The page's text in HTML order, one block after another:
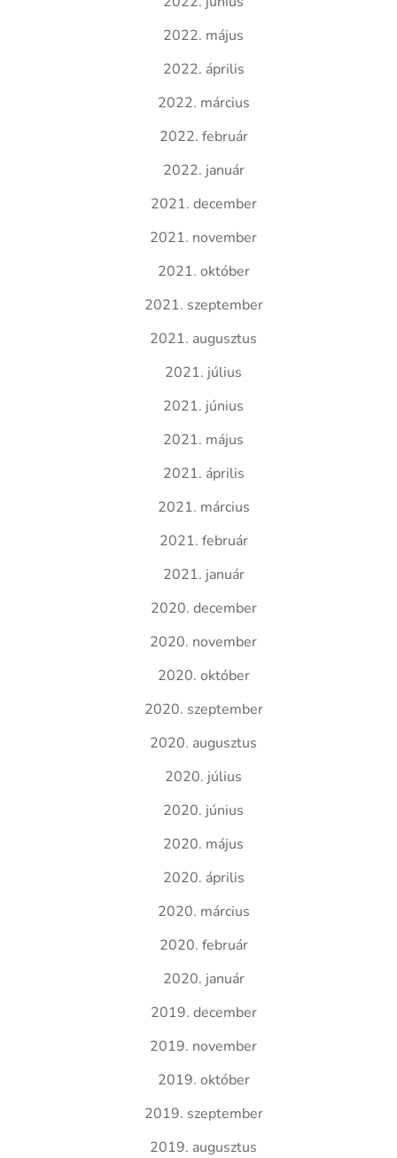
2022. május
2022. április
2022. március
2022. február
2022. január
2021. december
2021. november
2021. október
2021. szeptember
2021. augusztus
2021. július
2021. június
2021. május
2021. április
2021. március
2021. február
2021. január
2020. december
2020. november
2020. október
2020. szeptember
2020. augusztus
2020. július
2020. június
2020. május
2020. április
2020. március
2020. február
2020. január
2019. december
2019. november
2019. október
2019. szeptember
2019. augusztus